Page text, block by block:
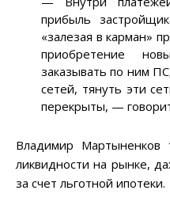
прибыль
«залезая в карман»
приобретение
заказывать по ним
сетей, тянуть эти
перекрыты, —
Владимир Мартыненков
ликвидности на рынке,
за счет льготной ипотеки.